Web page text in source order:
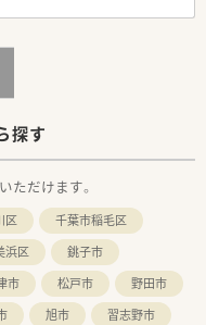
談もOK、スキルに見合った
ライベートの時間を大切
探す
ただけます。
区
千葉市稲毛区
浜区
銚子市
市 松戸市
野田市
旭市
習志野市